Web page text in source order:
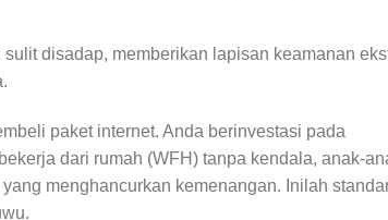
disadap, memberikan lapisan keamanan
paket internet. Anda berinvestasi pada
dari rumah (WFH) tanpa kendala, anak-
yang menghancurkan kemenangan. Inilah